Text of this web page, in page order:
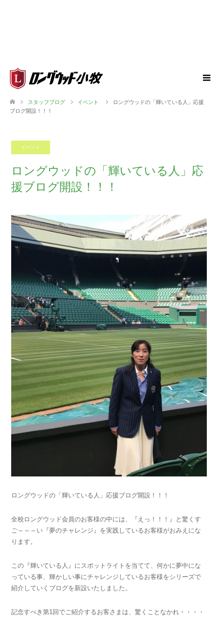
スタッフブログ イベント
ロングウッドの「輝いている人」応援
ブログ開設！！！
イベント
ロングウッドの「輝いている人」応
援ブログ開設！！！
ロングウッドの「輝いている人」応援ブログ開設！！！
全校ロングウッド会員のお客様の中には、『えっ！！！』と驚くす
ご～～～い『夢のチャレンジ』を実践しているお客様がおみえにな
ります。
この『輝いている人』にスポットライトを当てて、何かに夢中にな
っている事、輝かしい事にチャレンジしているお客様をシリーズで
紹介していくブログを新設いたしました。
記念すべき第1回でご紹介するお客さまは、驚くことなかれ・・・・